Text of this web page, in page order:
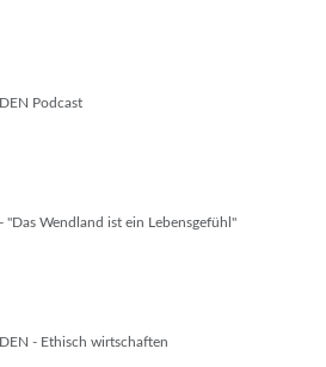
Podcast
"Das Wendland ist ein Lebensgefühl"
- Ethisch wirtschaften